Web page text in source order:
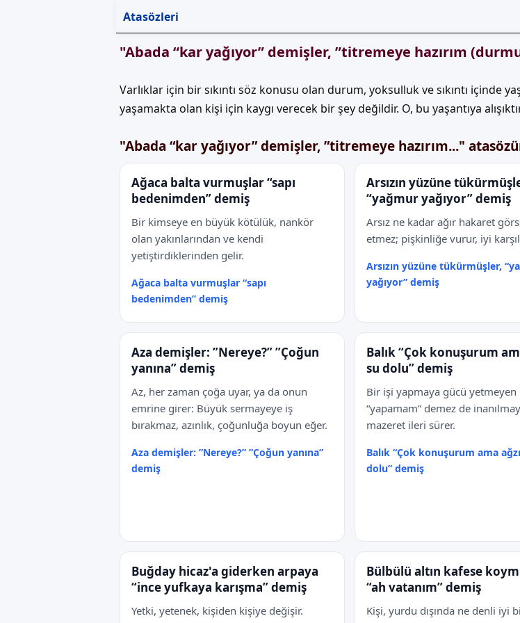
Atasözleri
"Abada “kar yağıyor” demişler, ”titremeye hazırım
Varlıklar için bir sıkıntı söz konusu olan durum, yoksulluk ve sıkıntı içinde
yaşamakta olan kişi için kaygı verecek bir şey değildir. O, bu yaşantıya
"Abada “kar yağıyor” demişler, ”titremeye hazırım..."
Ağaca balta vurmuşlar “sapı
bedenimden” demiş
Bir kimseye en büyük kötülük, nankör
olan yakınlarından ve kendi
yetiştirdiklerinden gelir.
Ağaca balta vurmuşlar “sapı
bedenimden” demiş
Arsızın yüzüne
“yağmur yağıyor” demiş
Arsız ne kadar ağır hakaret
etmez; pişkinliğe vurur, iyi
Arsızın yüzüne tükürmüşler,
yağıyor” demiş
Aza demişler: ”Nereye?” ”Çoğun
yanına” demiş
Az, her zaman çoğa uyar, ya da onun
emrine girer: Büyük sermayeye iş
bırakmaz, azınlık, çoğunluğa boyun eğer.
Aza demişler: ”Nereye?” ”Çoğun yanına”
demiş
Balık “Çok konuşurum
su dolu” demiş
Bir işi yapmaya gücü yetmeyen
“yapamam” demez de
mazeret ileri sürer.
Balık “Çok konuşurum ama
dolu” demiş
Buğday hicaz'a giderken arpaya
“ince yufkaya karışma” demiş
Yetki, yetenek, kişiden kişiye değişir.
Bülbülü altın kafese
“ah vatanım” demiş
Kişi, yurdu dışında ne denli iyi